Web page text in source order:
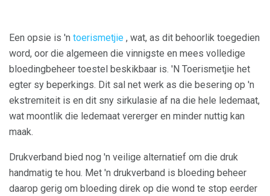
Een opsie is 'n toerismetjie , wat, as dit behoorlik toegedien
word, oor die algemeen die vinnigste en mees volledige
bloedingbeheer toestel beskikbaar is. 'N Toerismetjie het
egter sy beperkings. Dit sal net werk as die besering op 'n
ekstremiteit is en dit sny sirkulasie af na die hele ledemaat,
wat moontlik die ledemaat vererger en minder nuttig kan
maak.
Drukverband bied nog 'n veilige alternatief om die druk
handmatig te hou. Met 'n drukverband is bloeding beheer
daarop gerig om bloeding direk op die wond te stop eerder